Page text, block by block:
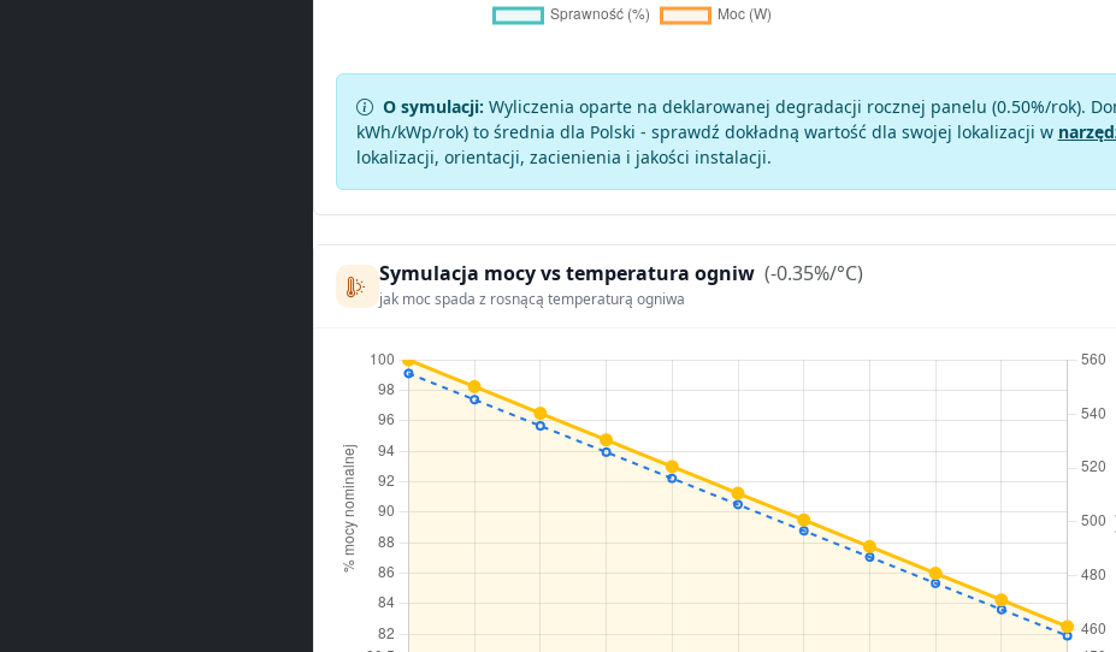
O symulacji: Wyliczenia oparte na deklarowanej degradacji rocznej panelu (0.50%/rok).
kWh/kWp/rok) to średnia dla Polski - sprawdź dokładną wartość dla swojej lokalizacji w
lokalizacji, orientacji, zacienienia i jakości instalacji.
Symulacja mocy vs temperatura ogniw (-0.35%/°C)
jak moc spada z rosnącą temperaturą ogniwa